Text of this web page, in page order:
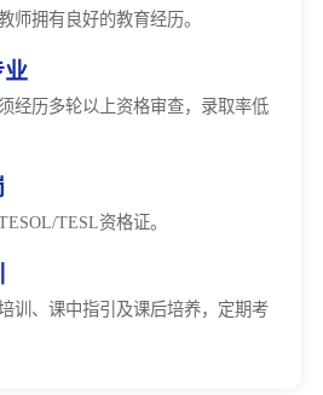
师拥有良好的教育经历。
业
经历多轮以上资格审查，录取率低
TESL资格证。
训、课中指引及课后培养，定期考